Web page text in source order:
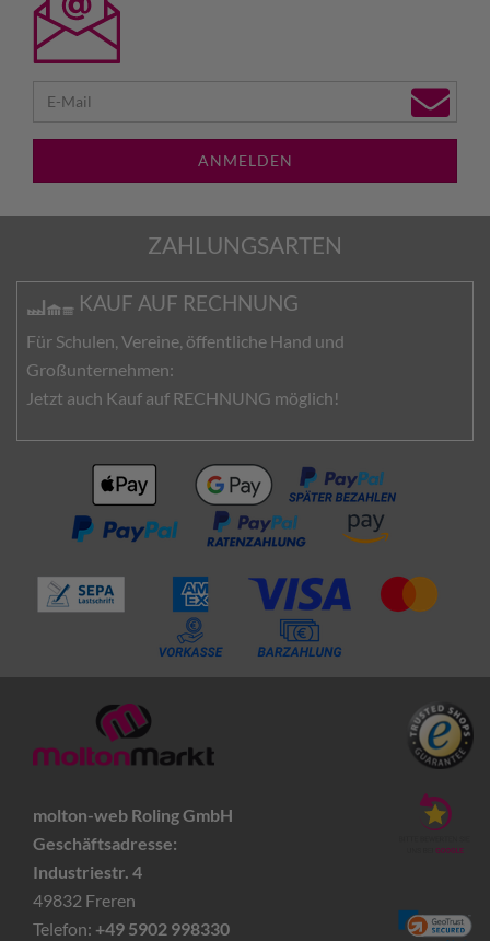
ANMELDEN
ZAHLUNGSARTEN
KAUF AUF RECHNUNG
Für Schulen, Vereine, öffentliche Hand und
Großunternehmen:
Jetzt auch Kauf auf RECHNUNG möglich!
molton-web Roling GmbH
Geschäftsadresse:
Industriestr. 4
49832 Freren
Telefon: +49 5902 998330